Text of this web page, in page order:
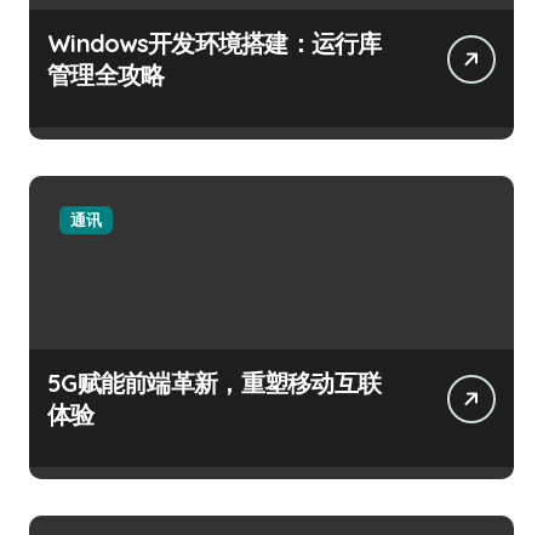
Windows开发环境搭建：运行库
管理全攻略
通讯
5G赋能前端革新，重塑移动互联
体验